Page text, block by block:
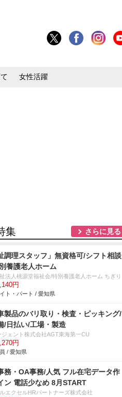
女性活躍
集 さらに見る
調理スタッフ」無資格可/シフト相談
養護老人ホーム
法人桃源堂福祉会/特別養護老人ホーム ちぎり
円
ト・パート / 愛知県
製品のバリ取り・検査・ピッキング/
/日払い/工場・製造
ジェント株式会社AGT東海第一CU
円
/ 愛知県
務・OA事務/人気 フル在宅データ作
ン 電話少なめ 8月START
エクセルHRパートナーズ株式会社